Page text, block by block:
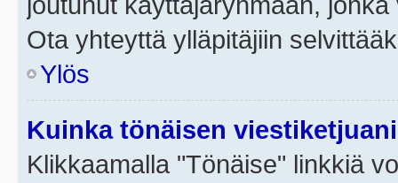
Ota yhteyttä ylläpitäjiin
Ylös
Kuinka tönäisen
Klikkaamalla "Tönäise" linkkiä